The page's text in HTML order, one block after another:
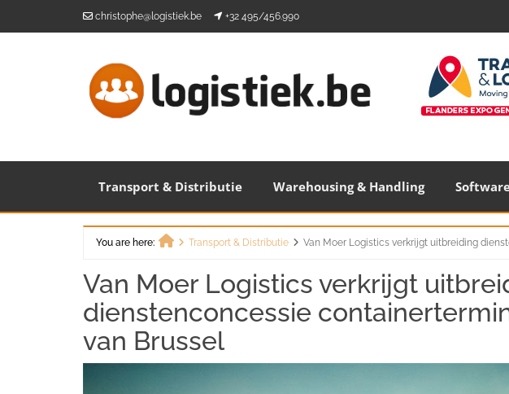
christophe@logistiek.be +32 495/456.990
Transport & Distributie Warehousing & Handling
You are here:
Transport & Distributie Van Moer Logistics verkrijgt uitbreiding
Van Moer Logistics verkrijgt
dienstenconcessie
van Brussel